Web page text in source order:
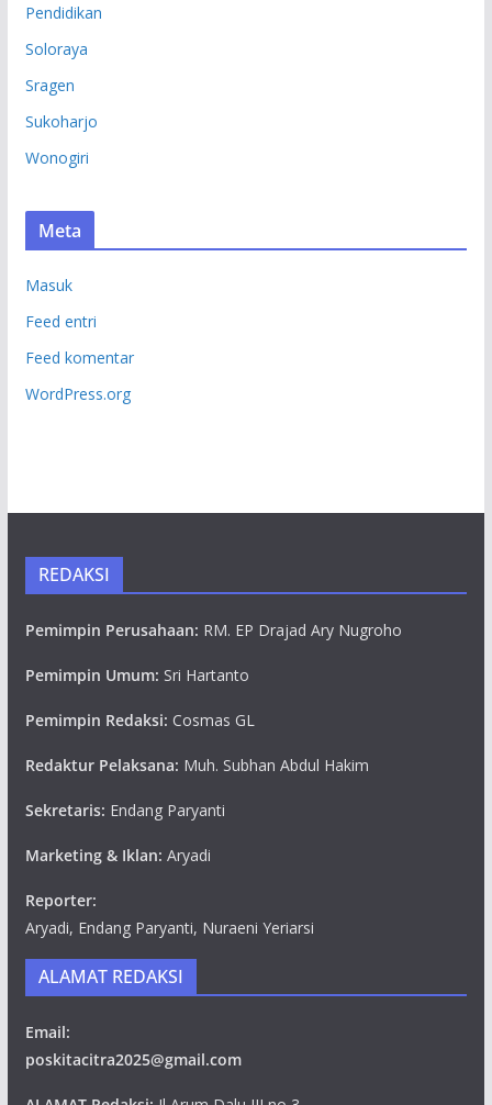
Pendidikan
Soloraya
Sragen
Sukoharjo
Wonogiri
Meta
Masuk
Feed entri
Feed komentar
WordPress.org
REDAKSI
Pemimpin Perusahaan: RM. EP Drajad Ary Nugroho
Pemimpin Umum: Sri Hartanto
Pemimpin Redaksi: Cosmas GL
Redaktur Pelaksana: Muh. Subhan Abdul Hakim
Sekretaris: Endang Paryanti
Marketing & Iklan: Aryadi
Reporter:
Aryadi, Endang Paryanti, Nuraeni Yeriarsi
ALAMAT REDAKSI
Email:
poskitacitra2025@gmail.com